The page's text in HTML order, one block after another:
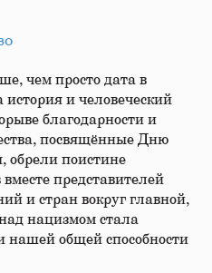
чем просто дата в
история и человеческий
благодарности и
посвящённые Дню
обрели поистине
представителей
и стран вокруг главной,
нацизмом стала
нашей общей способности